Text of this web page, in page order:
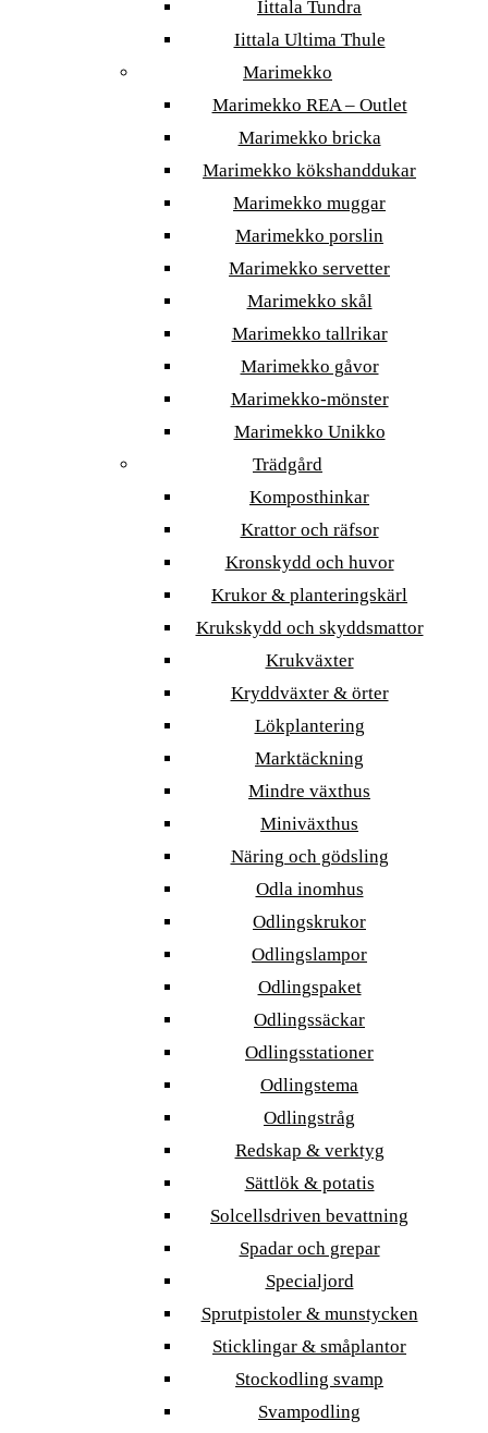
Iittala Tundra
Iittala Ultima Thule
Marimekko
Marimekko REA – Outlet
Marimekko bricka
Marimekko kökshanddukar
Marimekko muggar
Marimekko porslin
Marimekko servetter
Marimekko skål
Marimekko tallrikar
Marimekko gåvor
Marimekko-mönster
Marimekko Unikko
Trädgård
Komposthinkar
Krattor och räfsor
Kronskydd och huvor
Krukor & planteringskärl
Krukskydd och skyddsmattor
Krukväxter
Kryddväxter & örter
Lökplantering
Marktäckning
Mindre växthus
Miniväxthus
Näring och gödsling
Odla inomhus
Odlingskrukor
Odlingslampor
Odlingspaket
Odlingssäckar
Odlingsstationer
Odlingstema
Odlingstråg
Redskap & verktyg
Sättlök & potatis
Solcellsdriven bevattning
Spadar och grepar
Specialjord
Sprutpistoler & munstycken
Sticklingar & småplantor
Stockodling svamp
Svampodling